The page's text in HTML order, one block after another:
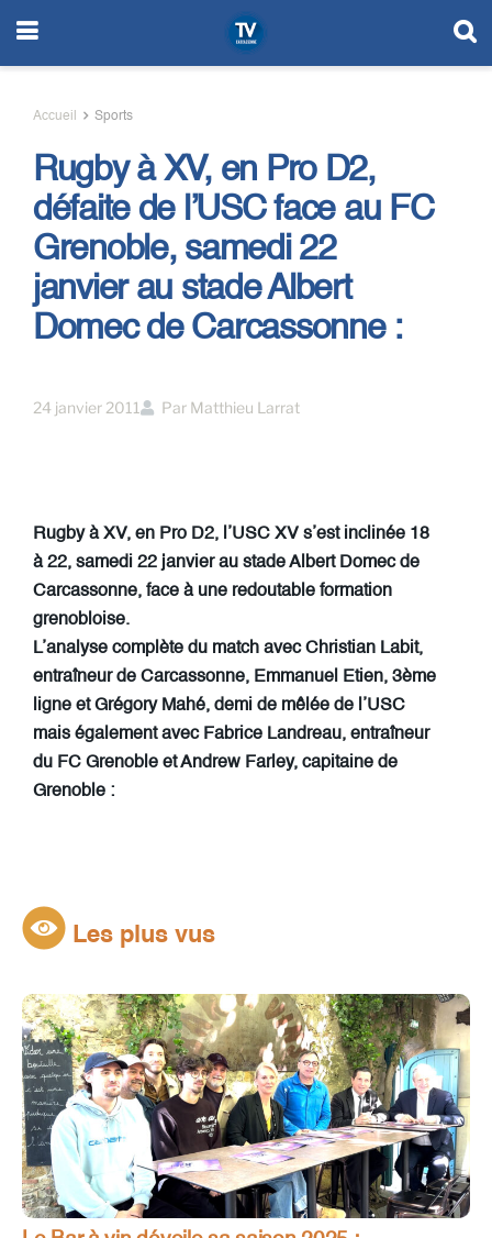
Accueil Sports
Rugby à XV, en Pro D2,
défaite de l’USC face au FC
Grenoble, samedi 22
janvier au stade Albert
Domec de Carcassonne :
24 janvier 2011 Par Matthieu Larrat
Rugby à XV, en Pro D2, l’USC XV s’est inclinée 18
à 22, samedi 22 janvier au stade Albert Domec de
Carcassonne, face à une redoutable formation
grenobloise.
L’analyse complète du match avec Christian Labit,
entraîneur de Carcassonne, Emmanuel Etien, 3ème
ligne et Grégory Mahé, demi de mêlée de l’USC
mais également avec Fabrice Landreau, entraîneur
du FC Grenoble et Andrew Farley, capitaine de
Grenoble :
Les plus vus